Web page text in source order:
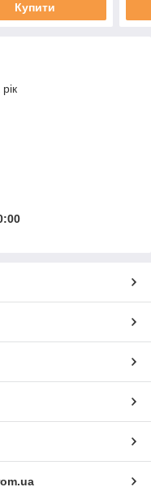
Купити